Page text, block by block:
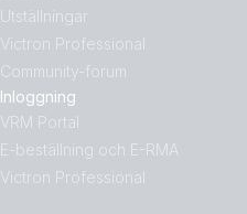
Utställningar
Victron Professional
Community-forum
Inloggning
VRM Portal
E-beställning och E-RMA
Victron Professional